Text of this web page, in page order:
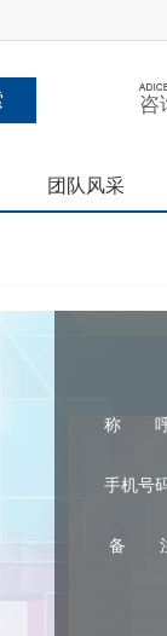
咨
团队风采
称
手机号
备